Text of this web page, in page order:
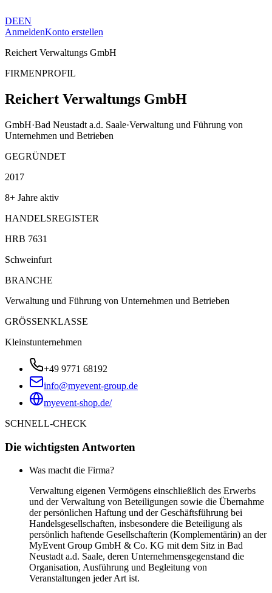
DEEN
AnmeldenKonto erstellen
Reichert Verwaltungs GmbH
FIRMENPROFIL
Reichert Verwaltungs GmbH
GmbH·Bad Neustadt a.d. Saale·Verwaltung und Führung von
Unternehmen und Betrieben
GEGRÜNDET
2017
8+ Jahre aktiv
HANDELSREGISTER
HRB 7631
Schweinfurt
BRANCHE
Verwaltung und Führung von Unternehmen und Betrieben
GRÖSSENKLASSE
Kleinstunternehmen
+49 9771 68192
info@myevent-group.de
myevent-shop.de/
SCHNELL-CHECK
Die wichtigsten Antworten
Was macht die Firma?
Verwaltung eigenen Vermögens einschließlich des Erwerbs
und der Verwaltung von Beteiligungen sowie die Übernahme
der persönlichen Haftung und der Geschäftsführung bei
Handelsgesellschaften, insbesondere die Beteiligung als
persönlich haftende Gesellschafterin (Komplementärin) an der
MyEvent Group GmbH & Co. KG mit dem Sitz in Bad
Neustadt a.d. Saale, deren Unternehmensgegenstand die
Organisation, Ausführung und Begleitung von
Veranstaltungen jeder Art ist.